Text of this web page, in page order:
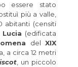
essere stato
più a valle,
abitanti (censiti
(edificata
del XIX
a circa 12 metri
, un piccolo